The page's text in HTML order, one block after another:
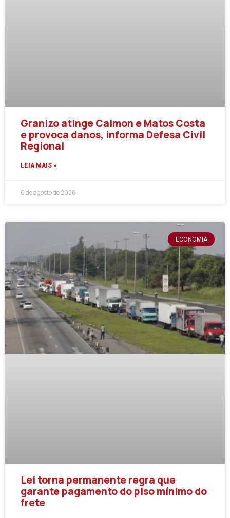
Granizo atinge Calmon e Matos Costa
e provoca danos, informa Defesa Civil
Regional
LEIA MAIS »
6 de agosto de 2026
ECONOMIA
Lei torna permanente regra que
garante pagamento do piso mínimo do
frete